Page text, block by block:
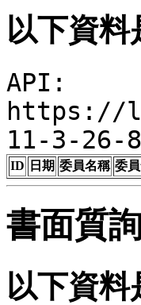
以下資料
API:
https://
11-3-26-
ID 日期 委員名稱 委
書面質詢
以下資料